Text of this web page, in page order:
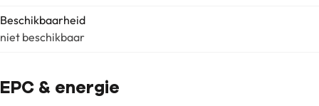
Beschikbaarheid
niet beschikbaar
EPC & energie